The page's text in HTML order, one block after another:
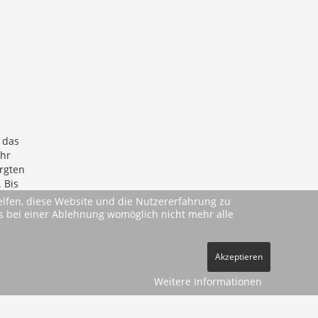
Bis
diese Website und die Nutzererfahrung zu
bei einer Ablehnung womöglich nicht mehr alle
Akzeptieren
Weitere Informationen